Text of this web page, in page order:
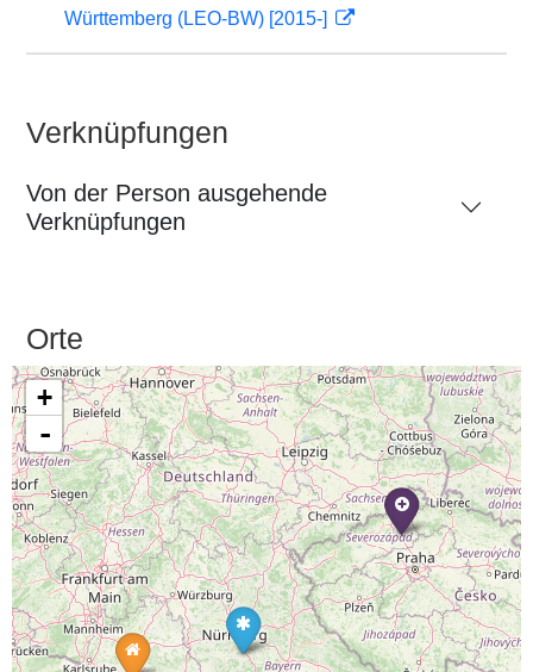
Württemberg (LEO-BW) [2015-]
Verknüpfungen
Von der Person ausgehende
Verknüpfungen
Orte
+
-